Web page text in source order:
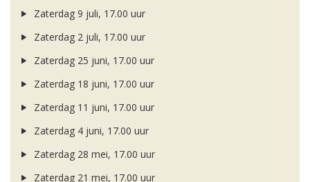
Zaterdag 9 juli, 17.00 uur
Zaterdag 2 juli, 17.00 uur
Zaterdag 25 juni, 17.00 uur
Zaterdag 18 juni, 17.00 uur
Zaterdag 11 juni, 17.00 uur
Zaterdag 4 juni, 17.00 uur
Zaterdag 28 mei, 17.00 uur
Zaterdag 21 mei, 17.00 uur